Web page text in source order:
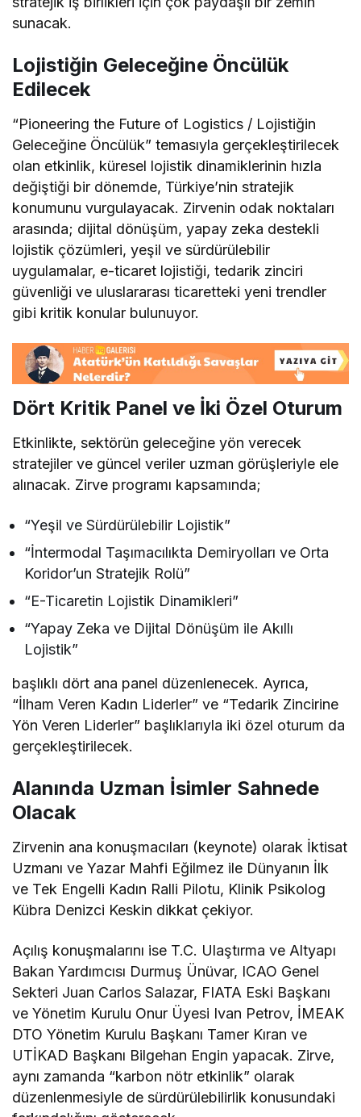
sunacak.
Lojistiğin Geleceğine Öncülük
Edilecek
“Pioneering the Future of Logistics / Lojistiğin
Geleceğine Öncülük” temasıyla gerçekleştirilecek
olan etkinlik, küresel lojistik dinamiklerinin hızla
değiştiği bir dönemde, Türkiye’nin stratejik
konumunu vurgulayacak. Zirvenin odak noktaları
arasında; dijital dönüşüm, yapay zeka destekli
lojistik çözümleri, yeşil ve sürdürülebilir
uygulamalar, e-ticaret lojistiği, tedarik zinciri
güvenliği ve uluslararası ticaretteki yeni trendler
gibi kritik konular bulunuyor.
Dört Kritik Panel ve İki Özel Oturum
Etkinlikte, sektörün geleceğine yön verecek
stratejiler ve güncel veriler uzman görüşleriyle ele
alınacak. Zirve programı kapsamında;
“Yeşil ve Sürdürülebilir Lojistik”
“İntermodal Taşımacılıkta Demiryolları ve Orta
Koridor’un Stratejik Rolü”
“E-Ticaretin Lojistik Dinamikleri”
“Yapay Zeka ve Dijital Dönüşüm ile Akıllı
Lojistik”
başlıklı dört ana panel düzenlenecek. Ayrıca,
“İlham Veren Kadın Liderler” ve “Tedarik Zincirine
Yön Veren Liderler” başlıklarıyla iki özel oturum da
gerçekleştirilecek.
Alanında Uzman İsimler Sahnede
Olacak
Zirvenin ana konuşmacıları (keynote) olarak İktisat
Uzmanı ve Yazar Mahfi Eğilmez ile Dünyanın İlk
ve Tek Engelli Kadın Ralli Pilotu, Klinik Psikolog
Kübra Denizci Keskin dikkat çekiyor.
Açılış konuşmalarını ise T.C. Ulaştırma ve Altyapı
Bakan Yardımcısı Durmuş Ünüvar, ICAO Genel
Sekteri Juan Carlos Salazar, FIATA Eski Başkanı
ve Yönetim Kurulu Onur Üyesi Ivan Petrov, İMEAK
DTO Yönetim Kurulu Başkanı Tamer Kıran ve
UTİKAD Başkanı Bilgehan Engin yapacak. Zirve,
aynı zamanda “karbon nötr etkinlik” olarak
düzenlenmesiyle de sürdürülebilirlik konusundaki